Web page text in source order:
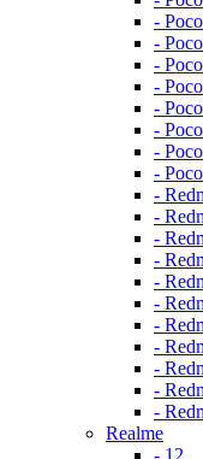
-
-
-
-
-
-
-
-
-
-
-
-
-
-
-
-
-
-
-
Realme
- 12